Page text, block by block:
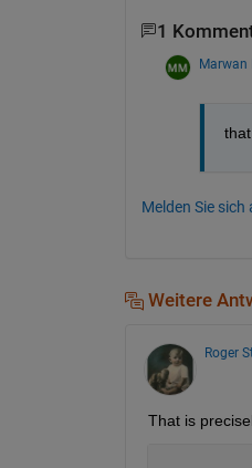
1
Marwan
Melden Sie
Weitere
Roger
That is